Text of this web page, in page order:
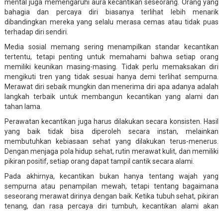
mental juga memengaruhi aura kecantikan seseorang. Orang yang
bahagia dan percaya diri biasanya terlihat lebih menarik
dibandingkan mereka yang selalu merasa cemas atau tidak puas
terhadap diri sendiri.
Media sosial memang sering menampilkan standar kecantikan
tertentu, tetapi penting untuk memahami bahwa setiap orang
memiliki keunikan masing-masing. Tidak perlu memaksakan diri
mengikuti tren yang tidak sesuai hanya demi terlihat sempurna.
Merawat diri sebaik mungkin dan menerima diri apa adanya adalah
langkah terbaik untuk membangun kecantikan yang alami dan
tahan lama.
Perawatan kecantikan juga harus dilakukan secara konsisten. Hasil
yang baik tidak bisa diperoleh secara instan, melainkan
membutuhkan kebiasaan sehat yang dilakukan terus-menerus.
Dengan menjaga pola hidup sehat, rutin merawat kulit, dan memiliki
pikiran positif, setiap orang dapat tampil cantik secara alami.
Pada akhirnya, kecantikan bukan hanya tentang wajah yang
sempurna atau penampilan mewah, tetapi tentang bagaimana
seseorang merawat dirinya dengan baik. Ketika tubuh sehat, pikiran
tenang, dan rasa percaya diri tumbuh, kecantikan alami akan